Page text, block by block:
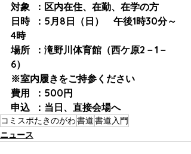
対象	：区内在住、在勤、在学の方
日時	：5月8日（日）　午後1時30分～
4時
場所	：滝野川体育館（西ケ原2－1－
6）
※室内履きをご持参ください
費用	：500円
申込	：当日、直接会場へ
コミスポたきのがわ書道書道入門
ニュース